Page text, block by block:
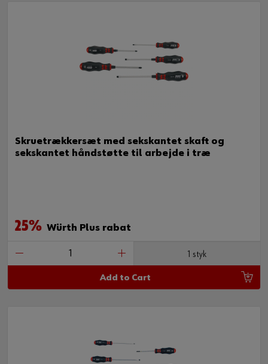
Skruetrækkersæt med sekskantet skaft og
sekskantet håndstøtte til arbejde i træ
25% Würth Plus rabat
1 styk
Add to Cart